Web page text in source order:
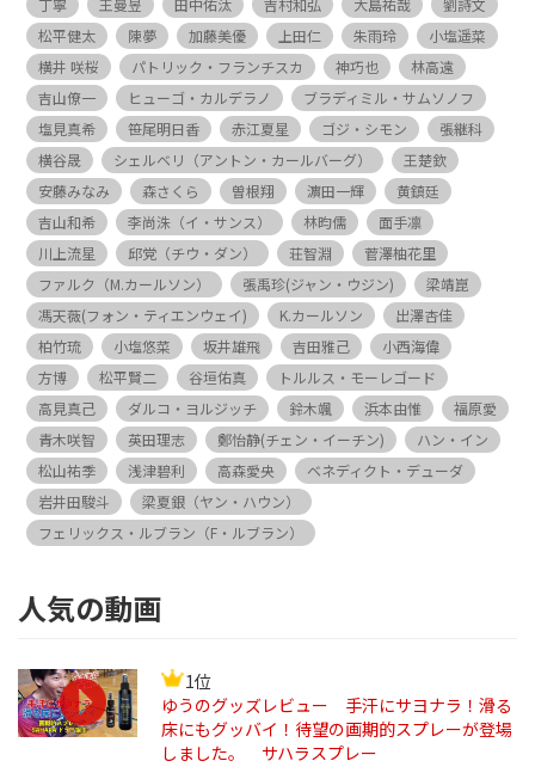
丁寧
王曼昱 田中佑汰 吉村和弘 大島祐哉
劉詩文
松平健太
陳夢 加藤美優 上田仁 朱雨玲
小塩遥菜
横井 咲桜
パトリック・フランチスカ 神巧也
林高遠
吉山僚一
ヒューゴ・カルデラノ
ブラディミル・サムソノフ
塩見真希
笹尾明日香 赤江夏星 ゴジ・シモン
張継科
横谷晟
シェルベリ（アントン・カールバーグ）
王楚欽
安藤みなみ
森さくら 曽根翔 濵田一輝
黄鎮廷
吉山和希
李尚洙（イ・サンス） 林昀儒
面手凛
川上流星
邱党（チウ・ダン） 荘智淵
菅澤柚花里
ファルク（M.カールソン）
張禹珍(ジャン・ウジン)
梁靖崑
馮天薇(フォン・ティエンウェイ)
K.カールソン
出澤杏佳
柏竹琉
小塩悠菜 坂井雄飛 吉田雅己
小西海偉
方博
松平賢二 谷垣佑真
トルルス・モーレゴード
高見真己
ダルコ・ヨルジッチ 鈴木颯 浜本由惟
福原愛
青木咲智
英田理志 鄭怡静(チェン・イーチン)
ハン・イン
松山祐季
浅津碧利 高森愛央
ベネディクト・デューダ
岩井田駿斗
梁夏銀（ヤン・ハウン）
フェリックス・ルブラン（F・ルブラン）
人気の動画
1位
ゆうのグッズレビュー 手汗にサヨナラ！滑る
床にもグッバイ！待望の画期的スプレーが登場
しました。 サハラスプレー